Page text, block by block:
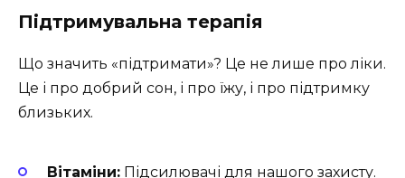
Підтримувальна терапія
Що значить «підтримати»? Це не лише про ліки.
Це і про добрий сон, і про їжу, і про підтримку
близьких.
Вітаміни: Підсилювачі для нашого захисту.